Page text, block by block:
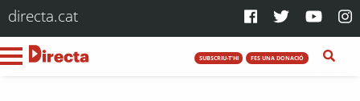
directa.cat
SUBSCRIU-T'HI FES UNA DONACIÓ